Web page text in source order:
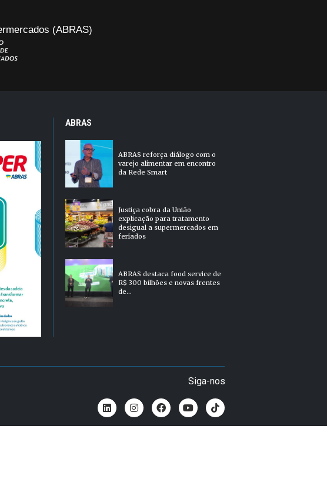
(ABRAS)
ABRAS
ABRAS reforça diálogo com o
varejo alimentar em encontro
da Rede Smart
Justiça cobra da União
explicação para tratamento
desigual a supermercados em
feriados
ABRAS destaca food service de
R$ 300 bilhões e novas frentes
de...
Siga-nos